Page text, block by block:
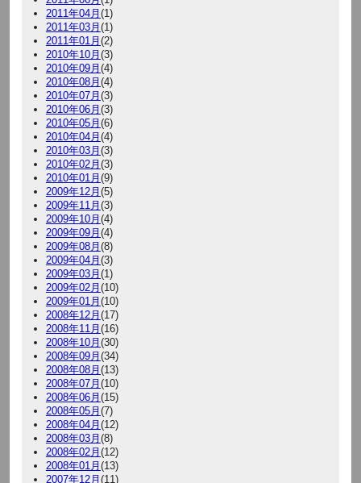
2011年04月(1)
2011年03月(1)
2011年01月(2)
2010年10月(3)
2010年09月(4)
2010年08月(4)
2010年07月(3)
2010年06月(3)
2010年05月(6)
2010年04月(4)
2010年03月(3)
2010年02月(3)
2010年01月(9)
2009年12月(5)
2009年11月(3)
2009年10月(4)
2009年09月(4)
2009年08月(8)
2009年04月(3)
2009年03月(1)
2009年02月(10)
2009年01月(10)
2008年12月(17)
2008年11月(16)
2008年10月(30)
2008年09月(34)
2008年08月(13)
2008年07月(10)
2008年06月(15)
2008年05月(7)
2008年04月(12)
2008年03月(8)
2008年02月(12)
2008年01月(13)
2007年12月(11)